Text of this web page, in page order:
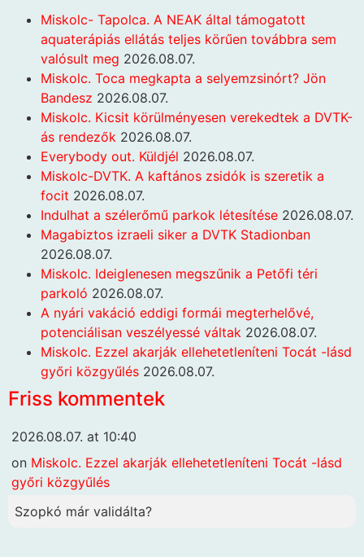
Miskolc- Tapolca. A NEAK által támogatott
aquaterápiás ellátás teljes körűen továbbra sem
valósult meg 2026.08.07.
Miskolc. Toca megkapta a selyemzsinórt? Jön
Bandesz 2026.08.07.
Miskolc. Kicsit körülményesen verekedtek a DVTK-
ás rendezők 2026.08.07.
Everybody out. Küldjél 2026.08.07.
Miskolc-DVTK. A kaftános zsidók is szeretik a
focit 2026.08.07.
Indulhat a szélerőmű parkok létesítése 2026.08.07.
Magabiztos izraeli siker a DVTK Stadionban
2026.08.07.
Miskolc. Ideiglenesen megszűnik a Petőfi téri
parkoló 2026.08.07.
A nyári vakáció eddigi formái megterhelővé,
potenciálisan veszélyessé váltak 2026.08.07.
Miskolc. Ezzel akarják ellehetetleníteni Tocát -lásd
győri közgyűlés 2026.08.07.
Friss kommentek
2026.08.07. at 10:40
on Miskolc. Ezzel akarják ellehetetleníteni Tocát -lásd
győri közgyűlés
Szopkó már validálta?